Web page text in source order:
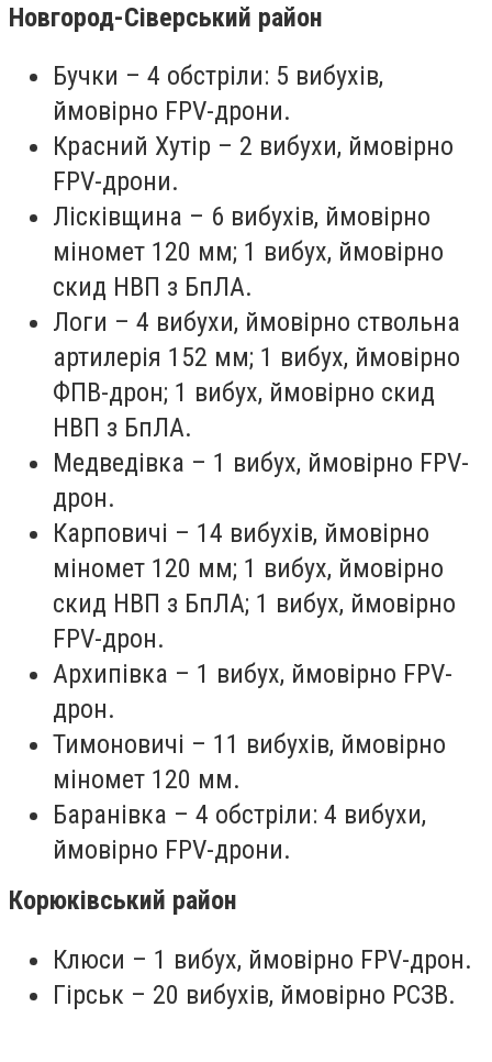
Новгород-Сіверський район
Бучки – 4 обстріли: 5 вибухів,
ймовірно FPV-дрони.
Красний Хутір – 2 вибухи, ймовірно
FPV-дрони.
Лісківщина – 6 вибухів, ймовірно
міномет 120 мм; 1 вибух, ймовірно
скид НВП з БпЛА.
Логи – 4 вибухи, ймовірно ствольна
артилерія 152 мм; 1 вибух, ймовірно
ФПВ-дрон; 1 вибух, ймовірно скид
НВП з БпЛА.
Медведівка – 1 вибух, ймовірно FPV-
дрон.
Карповичі – 14 вибухів, ймовірно
міномет 120 мм; 1 вибух, ймовірно
скид НВП з БпЛА; 1 вибух, ймовірно
FPV-дрон.
Архипівка – 1 вибух, ймовірно FPV-
дрон.
Тимоновичі – 11 вибухів, ймовірно
міномет 120 мм.
Баранівка – 4 обстріли: 4 вибухи,
ймовірно FPV-дрони.
Корюківський район
Клюси – 1 вибух, ймовірно FPV-дрон.
Гірськ – 20 вибухів, ймовірно РСЗВ.